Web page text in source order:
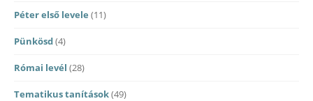
Péter első levele (11)
Pünkösd(4)
Római levél (28)
Tematikus tanítások(49)